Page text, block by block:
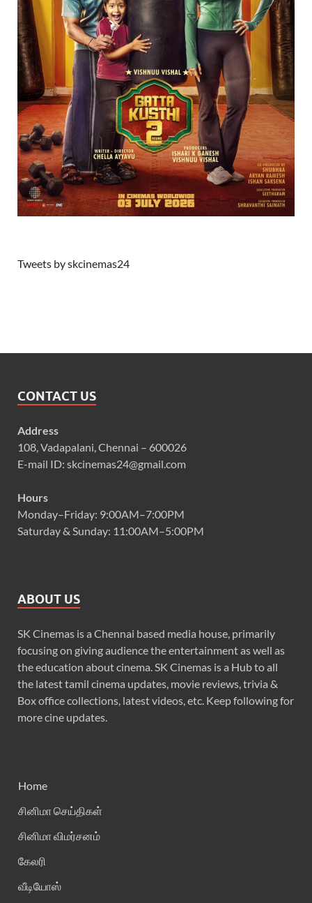
Tweets by skcinemas24
CONTACT US
Address
108, Vadapalani, Chennai – 600026
E-mail ID: skcinemas24@gmail.com
Hours
Monday–Friday: 9:00AM–7:00PM
Saturday & Sunday: 11:00AM–5:00PM
ABOUT US
SK Cinemas is a Chennai based media house, primarily
focusing on giving audience the entertainment as well as
the education about cinema. SK Cinemas is a Hub to all
the latest tamil cinema updates, movie reviews, trivia &
Box office collections, latest videos, etc. Keep following for
more cine updates.
Home
சினிமா செய்திகள்
சினிமா விமர்சனம்
கேலரி
வீடியோஸ்